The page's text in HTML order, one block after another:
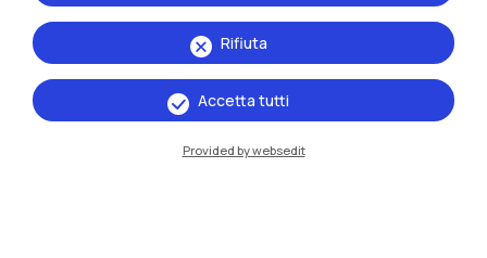
Milano Bovisa
Cremona
Lecco
Rifiuta
Accetta tutti
Provided by websedit